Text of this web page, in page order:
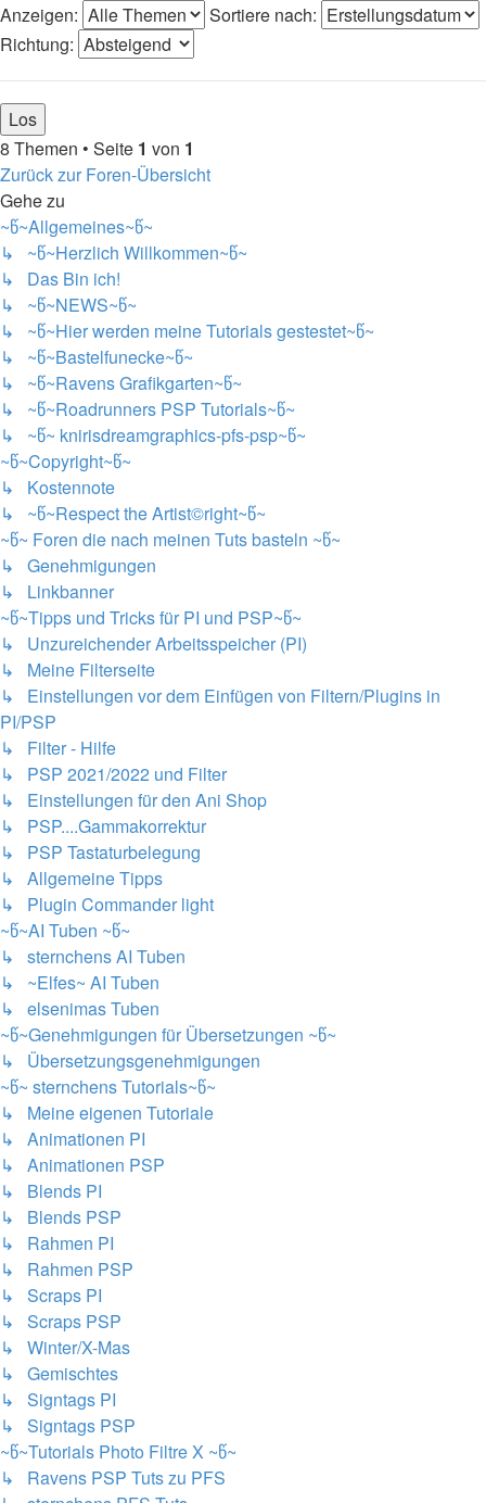
Anzeigen:
Sortiere nach:
Richtung:
8 Themen • Seite 1 von 1
Zurück zur Foren-Übersicht
Gehe zu
~წ~Allgemeines~წ~
↳ ~წ~Herzlich Willkommen~წ~
↳ Das Bin ich!
↳ ~წ~NEWS~წ~
↳ ~წ~Hier werden meine Tutorials gestestet~წ~
↳ ~წ~Bastelfunecke~წ~
↳ ~წ~Ravens Grafikgarten~წ~
↳ ~წ~Roadrunners PSP Tutorials~წ~
↳ ~წ~ knirisdreamgraphics-pfs-psp~წ~
~წ~Copyright~წ~
↳ Kostennote
↳ ~წ~Respect the Artist©right~წ~
~წ~ Foren die nach meinen Tuts basteln ~წ~
↳ Genehmigungen
↳ Linkbanner
~წ~Tipps und Tricks für PI und PSP~წ~
↳ Unzureichender Arbeitsspeicher (PI)
↳ Meine Filterseite
↳ Einstellungen vor dem Einfügen von Filtern/Plugins in
PI/PSP
↳ Filter - Hilfe
↳ PSP 2021/2022 und Filter
↳ Einstellungen für den Ani Shop
↳ PSP....Gammakorrektur
↳ PSP Tastaturbelegung
↳ Allgemeine Tipps
↳ Plugin Commander light
~წ~AI Tuben ~წ~
↳ sternchens AI Tuben
↳ ~Elfes~ AI Tuben
↳ elsenimas Tuben
~წ~Genehmigungen für Übersetzungen ~წ~
↳ Übersetzungsgenehmigungen
~წ~ sternchens Tutorials~წ~
↳ Meine eigenen Tutoriale
↳ Animationen PI
↳ Animationen PSP
↳ Blends PI
↳ Blends PSP
↳ Rahmen PI
↳ Rahmen PSP
↳ Scraps PI
↳ Scraps PSP
↳ Winter/X-Mas
↳ Gemischtes
↳ Signtags PI
↳ Signtags PSP
~წ~Tutorials Photo Filtre X ~წ~
↳ Ravens PSP Tuts zu PFS